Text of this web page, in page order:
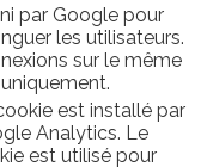
par Google pour
les utilisateurs.
sur le même
est installé par
Analytics. Le
est utilisé pour